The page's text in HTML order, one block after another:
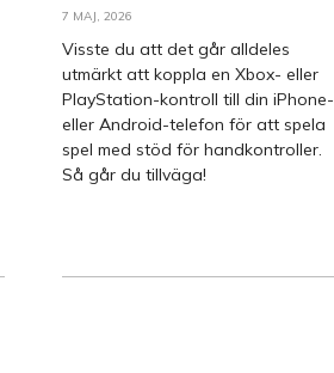
7 MAJ, 2026
Visste du att det går alldeles
utmärkt att koppla en Xbox- eller
PlayStation-kontroll till din iPhone-
eller Android-telefon för att spela
spel med stöd för handkontroller.
Så går du tillväga!